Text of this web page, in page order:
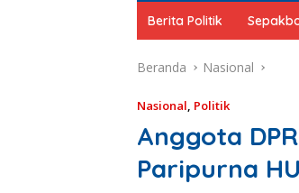
Berita Politik
Beranda Nasional
Nasional Politik
Anggota
Paripurna